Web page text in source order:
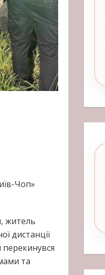
Чоп»
житель
дистанції
перекинувся
та